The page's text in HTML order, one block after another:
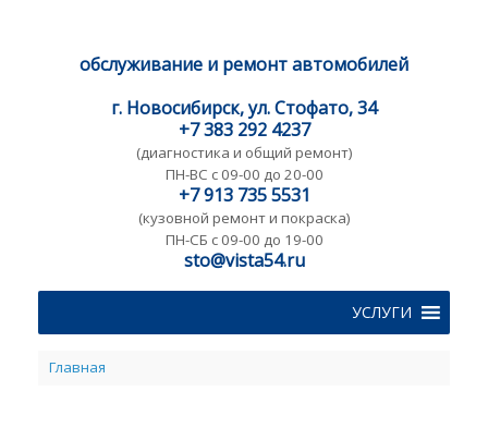
обслуживание и ремонт автомобилей
г. Новосибирск, ул. Стофато, 34
+7 383 292 4237
(диагностика и общий ремонт)
ПН-ВС с 09-00 до 20-00
+7 913 735 5531
(кузовной ремонт и покраска)
ПН-CБ с 09-00 до 19-00
sto@vista54.ru
УСЛУГИ
Главная